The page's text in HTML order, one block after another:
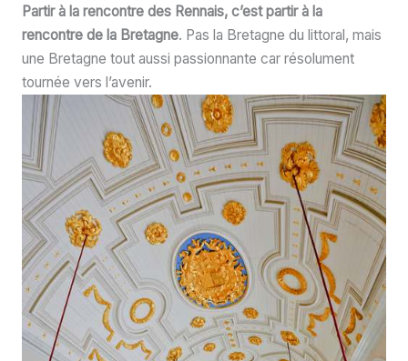
Partir à la rencontre des Rennais, c’est partir à la
rencontre de la Bretagne. Pas la Bretagne du littoral, mais
une Bretagne tout aussi passionnante car résolument
tournée vers l’avenir.